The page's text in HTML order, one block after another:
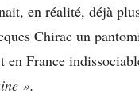
en réalité, déjà
Chirac un
France
».